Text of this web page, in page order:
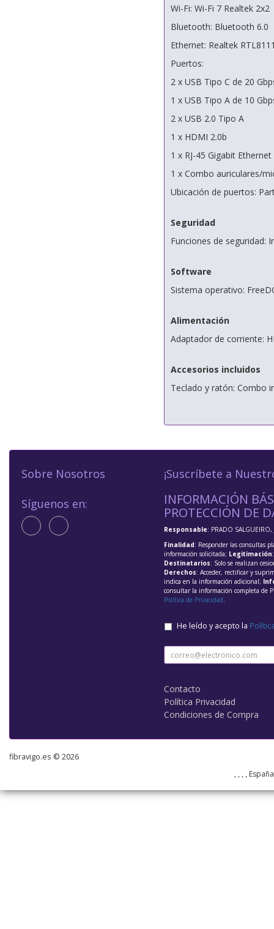
Wi-Fi: Wi-Fi 7 Realtek 2x2
Bluetooth: Bluetooth 6.0
Ethernet: Realtek
Puertos:
2 x USB Tipo C de 20
1 x USB Tipo A de 10
2 x USB 2.0 Tipo A
1 x HDMI 2.0b
1 x RJ-45 Gigabit Ethernet
1 x Combo auriculares/
Ubicación de puertos:
Seguridad
Funciones de seguridad:
Software
Sistema operativo:
Alimentación
Adaptador de corriente:
Accesorios incluidos
Teclado y ratón: Combo
Sobre Nosotros
Síguenos en:
¡Suscríbete a
INFORMACIÓN
PROTECCIÓN DE
Responsable: PRADO SALGUEIRO,
Finalidad: Responder las consultas
información solicitada; Legitimación
Destinatarios: Solo se realizan
Derechos: Acceder, rectificar y
indica en la información adicional;
consultar la información completa de
Política de Privacidad.
He leído y acepto la
Contacto
Política Privacidad
Condiciones de Compra
fibravigo.es © 2026
, , , ,